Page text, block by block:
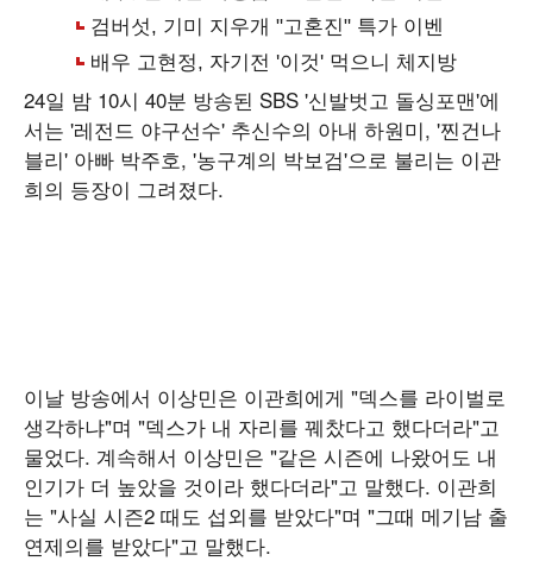
24일 밤 10시 40분 방송된 SBS '신발벗고 돌싱포맨'에
서는 '레전드 야구선수' 추신수의 아내 하원미, '찐건나
블리' 아빠 박주호, '농구계의 박보검'으로 불리는 이관
희의 등장이 그려졌다.
이날 방송에서 이상민은 이관희에게 "덱스를 라이벌로
생각하냐"며 "덱스가 내 자리를 꿰찼다고 했다더라"고
물었다. 계속해서 이상민은 "같은 시즌에 나왔어도 내
인기가 더 높았을 것이라 했다더라"고 말했다. 이관희
는 "사실 시즌2 때도 섭외를 받았다"며 "그때 메기남 출
연제의를 받았다"고 말했다.